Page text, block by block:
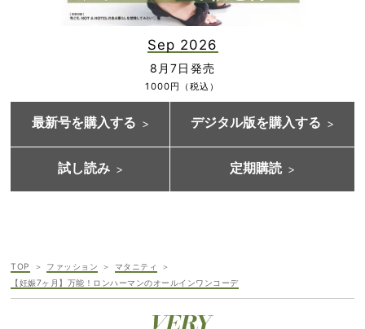
Sep 2026
8月7日発売
1000円（税込）
最新号を購入する デジタル版を購入する
試し読み 定期購読
TOP ファッション
マタニティ
【妊娠7ヶ月】万能！ロンハーマンのオールインワンコーデ